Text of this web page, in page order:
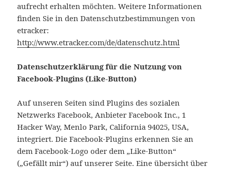
aufrecht erhalten möchten. Weitere Informationen
finden Sie in den Datenschutzbestimmungen von
etracker:
http://www.etracker.com/de/datenschutz.html
Datenschutzerklärung für die Nutzung von
Facebook-Plugins (Like-Button)
Auf unseren Seiten sind Plugins des sozialen
Netzwerks Facebook, Anbieter Facebook Inc., 1
Hacker Way, Menlo Park, California 94025, USA,
integriert. Die Facebook-Plugins erkennen Sie an
dem Facebook-Logo oder dem „Like-Button“
(„Gefällt mir“) auf unserer Seite. Eine übersicht über